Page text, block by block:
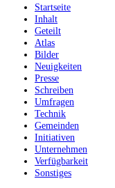
Startseite
Inhalt
Geteilt
Atlas
Bilder
Neuigkeiten
Presse
Schreiben
Umfragen
Technik
Gemeinden
Initiativen
Unternehmen
Verfügbarkeit
Sonstiges